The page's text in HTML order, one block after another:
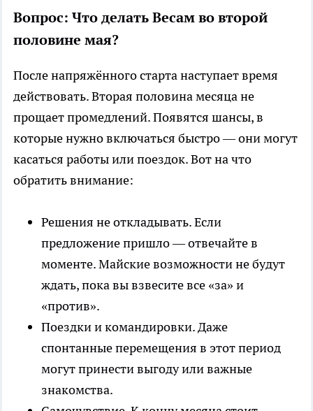
Вопрос: Что делать Весам во второй
половине мая?
После напряжённого старта наступает время
действовать. Вторая половина месяца не
прощает промедлений. Появятся шансы, в
которые нужно включаться быстро — они могут
касаться работы или поездок. Вот на что
обратить внимание:
Решения не откладывать. Если
предложение пришло — отвечайте в
моменте. Майские возможности не будут
ждать, пока вы взвесите все «за» и
«против».
Поездки и командировки. Даже
спонтанные перемещения в этот период
могут принести выгоду или важные
знакомства.